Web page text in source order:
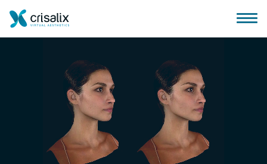
Главная хирурга
Бизнес Платформа